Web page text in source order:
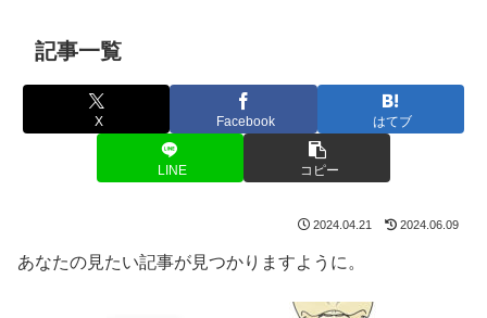
記事一覧
X Facebook はてブ
LINE コピー
2024.04.21 2024.06.09
あなたの見たい記事が見つかりますように。